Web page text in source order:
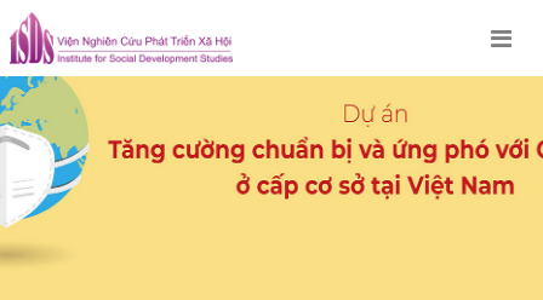
Skip
to
content